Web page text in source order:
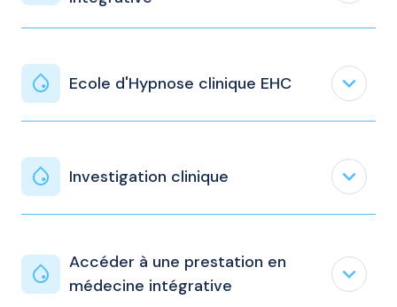
Ecole d'Hypnose clinique EHC expand_less
Investigation clinique expand_less
Accéder à une prestation en
médecine intégrative
expand_less